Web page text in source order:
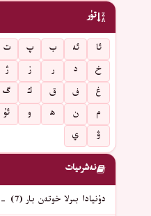
تۈر
ئا ئە ب پ ت
خ
د ر ز ژ
غ
ف ق ك گ
م
ن ھ و ئۇ
ۋ
ي
نەشرىيات
دۇنيادا بىرلا خوتەن بار (7) - خەلق قوشا…